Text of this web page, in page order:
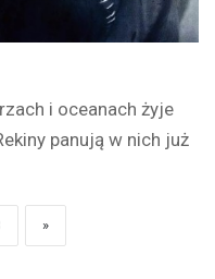
i oceanach żyje
panują w nich już
»